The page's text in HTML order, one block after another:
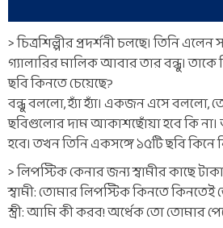
> চিত্রশিল্পীর প্রদর্শনী চলছে। তিনি এলেন
গ্যালারির মালিক আবার তার বন্ধু।
ছবি কিনতে চেয়েছে?
বন্ধু বললো, হ্যাঁ হ্যাঁ। একজন এসে বললো,
ছবিগুলোর দাম আকাশছোঁয়া হবে কি
হবে। তখন তিনি একসঙ্গে ১৫টি ছবি কিনে
> লিপস্টিক কেনার জন্য স্বামীর কাছে টাকা
স্বামী: তোমার লিপস্টিক কিনতে
স্ত্রী: আমি কী করব! অর্ধেক তো তোমার